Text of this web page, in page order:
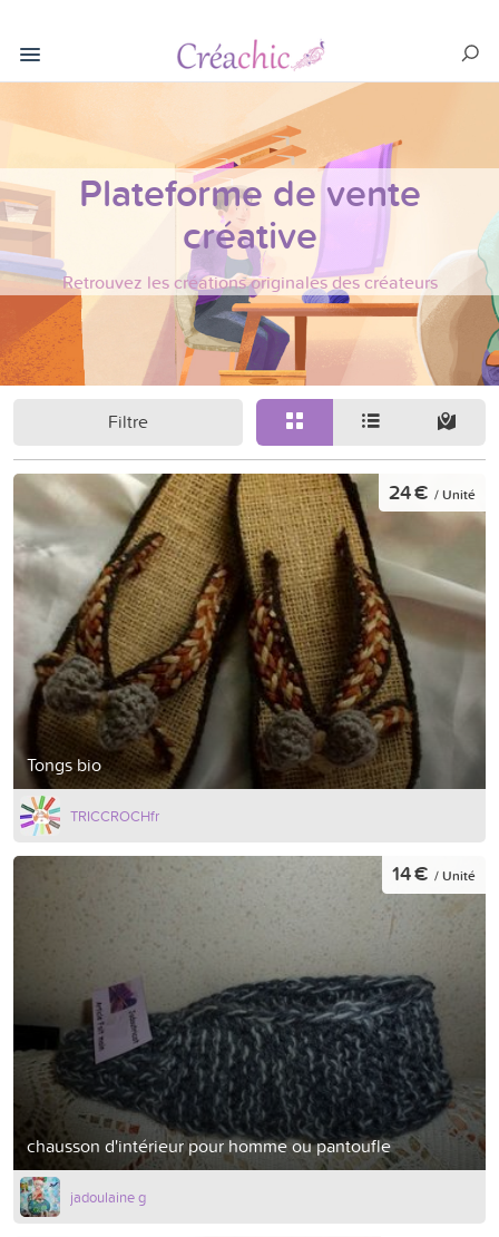
Plateforme de vente
créative
Retrouvez les créations originales des créateurs
Filtre
Tongs bio
24 € / Unité
TRICCROCHfr
chausson d'intérieur pour homme ou pantoufle
14 € / Unité
jadoulaine g